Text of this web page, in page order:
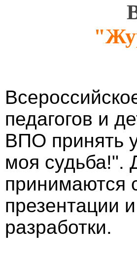
педагогов и
ВПО принять
моя судьба!".
принимаются
презентации
разработки.